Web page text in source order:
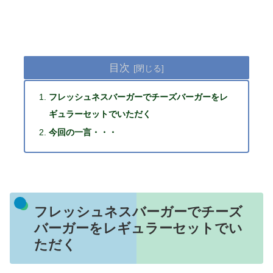
目次
フレッシュネスバーガーでチーズバーガーをレ
ギュラーセットでいただく
今回の一言・・・
フレッシュネスバーガーでチーズ
バーガーをレギュラーセットでい
ただく